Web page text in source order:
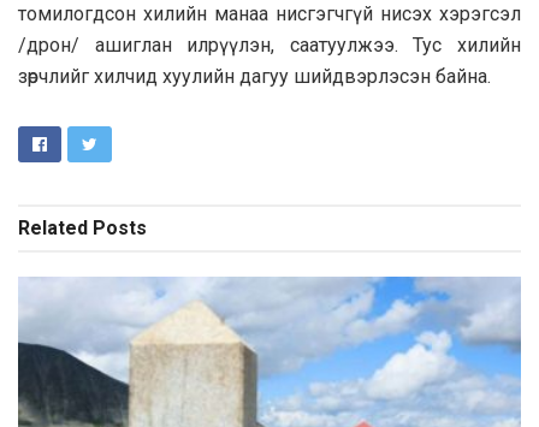
томилогдсон хилийн манаа нисгэгчгүй нисэх хэрэгсэл
/дрон/ ашиглан илрүүлэн, саатуулжээ. Тус хилийн
зөрчлийг хилчид хуулийн дагуу шийдвэрлэсэн байна.
Related Posts